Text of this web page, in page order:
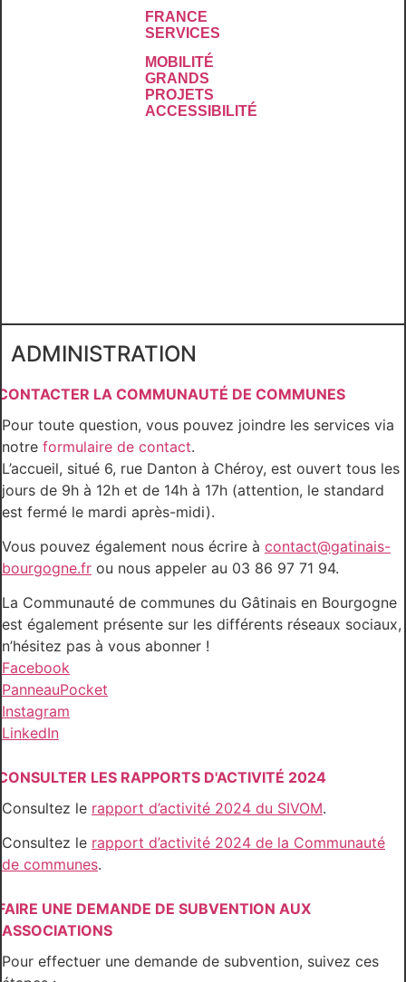
FRANCE
SERVICES
MOBILITÉ
GRANDS
PROJETS
ACCESSIBILITÉ
ADMINISTRATION
LA COMMUNAUTÉ DE COMMUNES
Pour toute question, vous pouvez joindre les services via
notre formulaire de contact.
L’accueil, situé 6, rue Danton à Chéroy, est ouvert tous les
jours de 9h à 12h et de 14h à 17h (attention, le standard
est fermé le mardi après-midi).
Vous pouvez également nous écrire à contact@gatinais-
bourgogne.fr ou nous appeler au 03 86 97 71 94.
La Communauté de communes du Gâtinais en Bourgogne
est également présente sur les différents réseaux sociaux,
n’hésitez pas à vous abonner !
Facebook
PanneauPocket
Instagram
LinkedIn
LES RAPPORTS D'ACTIVITÉ 2024
Consultez le rapport d’activité 2024 du SIVOM.
Consultez le rapport d’activité 2024 de la Communauté
de communes.
UNE DEMANDE DE SUBVENTION AUX
ASSOCIATIONS
Pour effectuer une demande de subvention, suivez ces